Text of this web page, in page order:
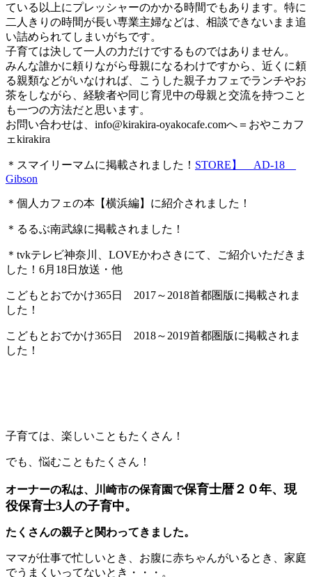
ている以上にプレッシャーのかかる時間でもあります。特に
二人きりの時間が長い専業主婦などは、相談できないまま追
い詰められてしまいがちです。
子育ては決して一人の力だけでするものではありません。
みんな誰かに頼りながら母親になるわけですから、近くに頼
る親類などがいなければ、こうした親子カフェでランチやお
茶をしながら、経験者や同じ育児中の母親と交流を持つこと
も一つの方法だと思います。
お問い合わせは、 info@kirakira-oyakocafe.comへ＝おやこカフ
ェkirakira
＊スマイリーマムに掲載されました！ STORE】 AD-18
Gibson
＊個人カフェの本【横浜編】に紹介されました！
＊るるぶ南武線に掲載されました！
＊tvkテレビ神奈川、LOVEかわさきにて、ご紹介いただきま
した！6月18日放送・他
こどもとおでかけ365日 2017～2018首都圏版に掲載されま
した！
こどもとおでかけ365日 2018～2019首都圏版に掲載されま
した！
子育ては、楽しいこともたくさん！
でも、悩むこともたくさん！
オーナーの私は、川崎市の保育園で保育士暦２０年、現
役保育士3人の子育中。
たくさんの親子と関わってきました。
ママが仕事で忙しいとき、お腹に赤ちゃんがいるとき、家庭
でうまくいってないとき・・・。